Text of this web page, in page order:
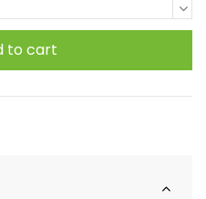
to cart